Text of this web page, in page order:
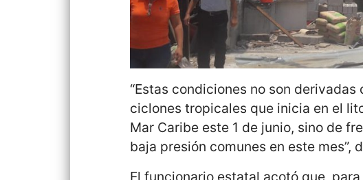
“Estas condiciones no son
ciclones tropicales que inicia en el
Mar Caribe este 1 de junio, sino de
baja presión comunes en este mes”,
El funcionario estatal acotó que,